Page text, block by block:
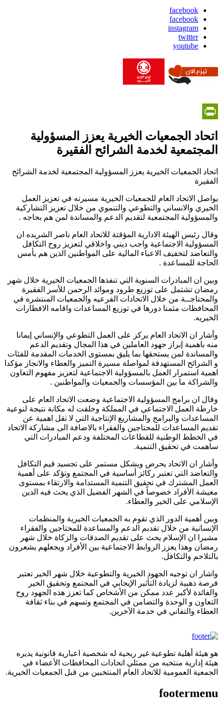
facebook
facebook
instagram
twitter
youtube
اتحاد الجمعيات الخيرية يعزز المسؤولية
المجتمعية لخدمة الشرائح الفقيرة
اتحاد الجمعيات الخيرية يعزز المسؤولية المجتمعية لخدمة الشرائح
الفقيرة
يواصل الاتحاد العام للجمعيات الخيرية مسيرته في تعزيز العمل
الخيري والانساني والتطوعي والتنموي من خلال تعزيز التشاركية
والمسؤولية المجتمعية لتقديم الدعم والمساندة لمن هم بحاجه .
وقال رئيس الهيئة الادارية المؤقتة للاتحاد العام ناصر الشريده ان
المسؤولية الاجتماعية واجب ديني واخلاقي لتعزيز روح التكافل
والتعاضد لتخفيف الاعباء المالية على المواطنين الذين هم بأمس
الحاجة للمساعدة .
وبين ان المبادرات السنوية التي تنفذها الجمعيات الخيرية خلال شهر
رمضان تشتمل على توزيع طرود وموائد الرحمن للأسر الفقيرة
والمحتاجــة من خلال الاتحادات الفرعيه والجمعيات المنتشره في
المحافظات مثمنا دورها في توزيع المساعدات واقامه الافطارات
الخيريه.
وأشار ان الاتحاد العام يركز على العمل التطوعي والإنساني إيمانا
منه باهمية إبراز جهود العاملين في هذا المجال وتقديم الدعم
والمساندة لمن يستحقها بما يليق بمستوى الخدمات المقدمة للفئات
و الشرائح المستهدفة لمواصلة مسيرة التميز والعطاء والانجاز مؤكدا
اهمية استمرار العمل بالمسؤولية الاجتماعية لتعزيز مفهوم التعاون
والشراكة ما بين المؤسسات والجمعيات والمواطنين .
وقال ان برامج المسؤولية الاجتماعية وضعت الاتحاد العام على
خارطة العمل الاجتماعي في المملكة وخلقت له مكانة نتيجة لنوعية
المساعدات والبرامج والمشاريع الإنتاجية التي لا تقل اهمية عن
تقديم المساعدات للمحتاجين والفقراء بالاضافة الى مشاركة الاتحاد
في الخطط الوطنية للقطاعات المختلفة ودعم المبادرات التي
ساهمت في تحقيق التنمية.
وأشار ان الاتحاد يحرص وبشكل مستمر على تجسيد قيم التكافل
والتعاضد التي تعتبر ركائز أساسية في المجتمع وتؤكد على أهمية
العمل المشترك في تحقيق التنمية المستدامة والارتقاء بمستوى
معيشة الأفراد خصوصاً في الشهر الفضيل الذي يحث فيه الدين
الإسلامي على الخير والعطاء.
وبين أهمية الدور الذي تقوم به الجمعيات الخيرية والمنظمات
الإنسانية من خلال تقديم الدعم والمساعدة للمحتاجين والفقراء
مشيرا ان الإسلام يحث على تقديم الصدقات والزكاة خلال شهر
رمضان وهذا يعزز الروابط الاجتماعية بين الأفراد ويجعلهم يشعرون
بالتلاحم والتكافل.
واشار ان توجيه الجهود الخيرية والتطوعية خلال شهر الخير تعتبر
فرصة ذهبية لزيادة التأثير الإيجابي في المجتمع وتحقيق الخير
والفائدة لأكبر عدد ممكن من الأشخاص كما تعزز هذه الجهود روح
التعاون و الوحدة والتضامن في المجتمع وتسهم في بناء ثقافة
العطاء والتفاني في خدمة الآخرين.
هو هيئة أهلية تطوعية غير ربحية له شخصية اعبارية قانونية يديره
هيئة إدارية منتخبه من ممثلي اتحادات المحافظات الأعضاء في
الجمعية العمومية للاتحاد العام المنتخبين من قبل الجمعيات الخيرية.
footermenu